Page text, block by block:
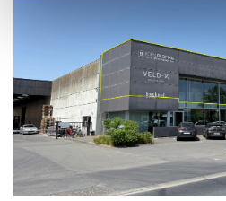
personaliseren, om functies
en om ons websiteverkeer te
informatie over uw gebruik van
partners voor social media,
partners kunnen deze
informatie die u aan ze heeft
verzameld op basis van uw